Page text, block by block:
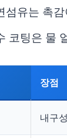
섬유는 촉
코팅은 물
장점
내구